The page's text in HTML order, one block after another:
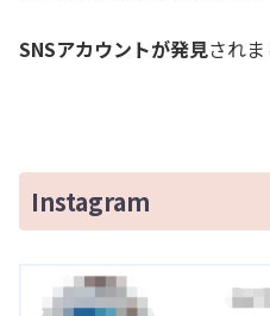
SNSアカウントが発見されま
Instagram